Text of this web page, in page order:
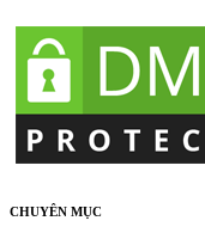
CHUYÊN MỤC